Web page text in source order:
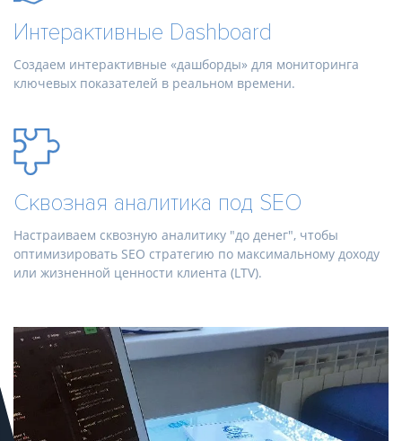
Интерактивные Dashboard
Создаем интерактивные «дашборды» для мониторинга
ключевых показателей в реальном времени.
Сквозная аналитика под SEO
Настраиваем сквозную аналитику "до денег", чтобы
оптимизировать SEO стратегию по максимальному доходу
или жизненной ценности клиента (LTV).